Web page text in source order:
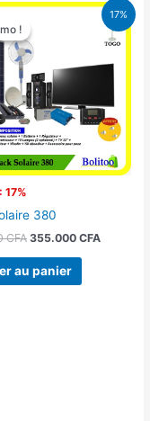
17%
!
17%
!
380
CFA
Le
initial
était :
430.000 CFA.
355.000 CFA
Le
prix
actuel
355.000
au panier